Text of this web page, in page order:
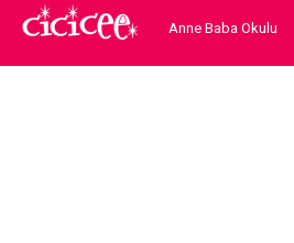
Anne Baba Okulu